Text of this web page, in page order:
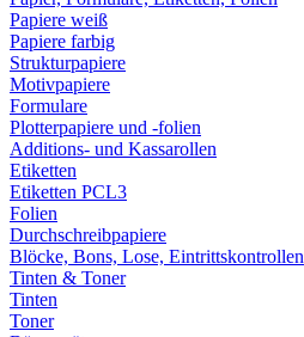
Papiere weiß
Papiere farbig
Strukturpapiere
Motivpapiere
Formulare
Plotterpapiere und -folien
Additions- und Kassarollen
Etiketten
Etiketten PCL3
Folien
Durchschreibpapiere
Blöcke, Bons, Lose, Eintrittskontrollen
Tinten & Toner
Tinten
Toner